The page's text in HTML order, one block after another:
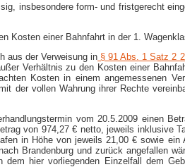
insbesondere form- und fristgerecht
Kosten einer Bahnfahrt in der 1.
aus der Verweisung in § 91 Abs. 1 Satz 2
Verhältnis zu den Kosten einer
Kosten in einem angemessenen
der vollen Wahrung ihrer Rechte
vom 20.5.2009 einen
von 974,27 € netto, jeweils inklusive
in Höhe von jeweils 21,00 € sowie ein
Brandenburg und zurück angefallen
hier vorliegenden Einzelfall dem